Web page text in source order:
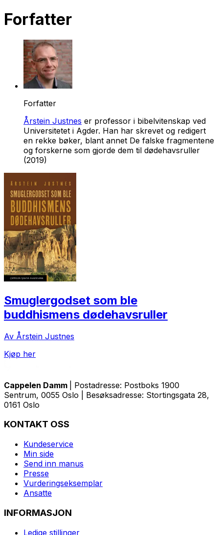
Forfatter
Forfatter
Årstein Justnes er professor i bibelvitenskap ved
Universitetet i Agder. Han har skrevet og redigert
en rekke bøker, blant annet De falske fragmentene
og forskerne som gjorde dem til dødehavsruller
(2019)
Smuglergodset som ble
buddhismens dødehavsruller
Av Årstein Justnes
Kjøp her
Cappelen Damm
| Postadresse: Postboks 1900
Sentrum, 0055 Oslo | Besøksadresse: Stortingsgata 28,
0161 Oslo
KONTAKT OSS
Kundeservice
Min side
Send inn manus
Presse
Vurderingseksemplar
Ansatte
INFORMASJON
Ledige stillinger